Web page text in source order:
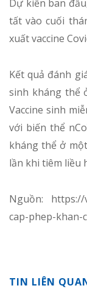
Dự kiến ban
tất vào cuối
xuất vaccine
Kết quả đánh
sinh kháng thể
Vaccine sinh
với biến thể
kháng thể ở
lần khi tiêm liều
Nguồn: https://
cap-phep-khan-
TIN LIÊN